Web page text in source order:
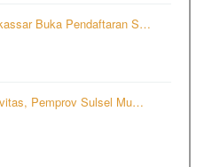
Buka Pendaftaran S…
Pemprov Sulsel Mu…